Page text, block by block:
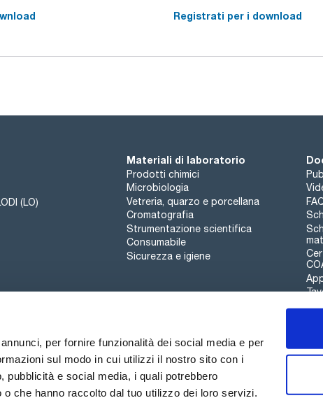
per fornire funzionalità dei social media e per
sul modo in cui utilizzi il nostro sito con i
pubblicità e social media, i quali potrebbero
che hanno raccolto dal tuo utilizzo dei loro servizi.
Registrati per i download
(LO)
Materiali di laboratorio
Prodotti chimici
Microbiologia
Vetreria, quarzo e porcellana
Cromatografia
Strumentazione scientifica
Consumabile
Sicurezza e igiene
Contatto Novità